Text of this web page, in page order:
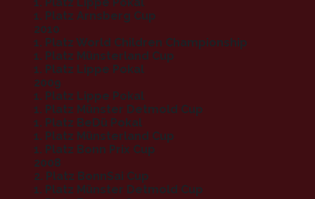
1. Platz Arnsberg Cup
2010
1. Platz World Children Championship
1. Platz Münsterland Cup
1. Platz Lippe Pokal
2009
1. Platz Lippe Pokal
1. Platz Münster Detmold Cup
1. Platz BeDü Pokal
1. Platz Münsterland Cup
1. Platz Bonn Prix Cup
2008
2. Platz BonnSai Cup
1. Platz Münster Detmold Cup